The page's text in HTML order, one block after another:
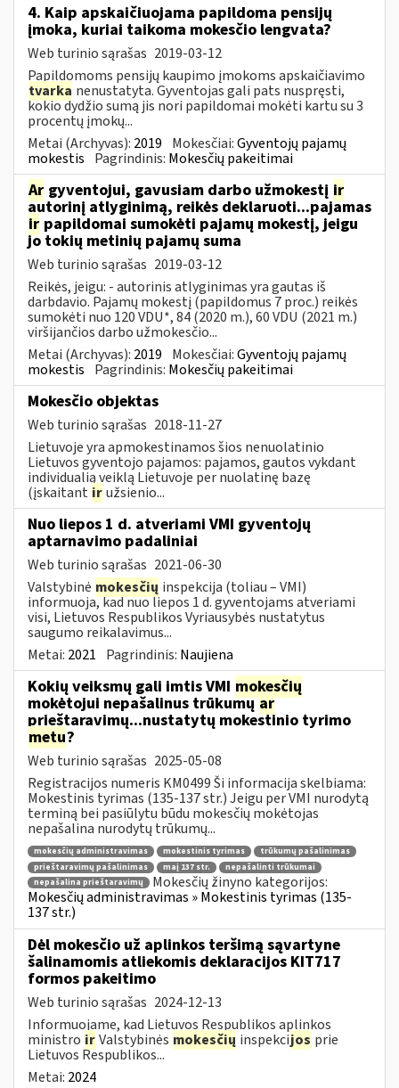
4. Kaip apskaičiuojama papildoma pensijų
įmoka, kuriai taikoma mokesčio lengvata?
Web turinio sąrašas 2019-03-12
Papildomoms pensijų kaupimo įmokoms apskaičiavimo
tvarka nenustatyta. Gyventojas gali pats nuspręsti,
kokio dydžio sumą jis nori papildomai mokėti kartu su 3
procentų įmokų...
Metai (Archyvas): 2019 Mokesčiai:Gyventojų pajamų
mokestis Pagrindinis: Mokesčių pakeitimai
Ar gyventojui, gavusiam darbo užmokestį ir
autorinį atlyginimą, reikės deklaruoti...pajamas
ir papildomai sumokėti pajamų mokestį, jeigu
jo tokių metinių pajamų suma
Web turinio sąrašas 2019-03-12
Reikės, jeigu: - autorinis atlyginimas yra gautas iš
darbdavio. Pajamų mokestį (papildomus 7 proc.) reikės
sumokėti nuo 120 VDU*, 84 (2020 m.), 60 VDU (2021 m.)
viršijančios darbo užmokesčio...
Metai (Archyvas): 2019 Mokesčiai:Gyventojų pajamų
mokestis Pagrindinis: Mokesčių pakeitimai
Mokesčio objektas
Web turinio sąrašas 2018-11-27
Lietuvoje yra apmokestinamos šios nenuolatinio
Lietuvos gyventojo pajamos: pajamos, gautos vykdant
individualią veiklą Lietuvoje per nuolatinę bazę
(įskaitant iružsienio...
Nuo liepos 1 d. atveriami VMI gyventojų
aptarnavimo padaliniai
Web turinio sąrašas 2021-06-30
Valstybinė mokesčių inspekcija (toliau – VMI)
informuoja, kad nuo liepos 1 d. gyventojams atveriami
visi, Lietuvos Respublikos Vyriausybės nustatytus
saugumo reikalavimus...
Metai: 2021 Pagrindinis: Naujiena
Kokių veiksmų gali imtis VMI mokesčių
mokėtojui nepašalinus trūkumųar
prieštaravimų...nustatytų mokestinio tyrimo
metu?
Web turinio sąrašas 2025-05-08
Registracijos numeris KM0499 Ši informacija skelbiama:
Mokestinis tyrimas (135-137 str.) Jeigu per VMI nurodytą
terminą bei pasiūlytu būdu mokesčių mokėtojas
nepašalina nurodytų trūkumų...
mokesčių administravimas mokestinis tyrimas
trūkumų pašalinimas
prieštaravimų pašalinimas
maį 137 str.
nepašalinti trūkumai
nepašalina prieštaravimų
Mokesčių žinyno kategorijos:
Mokesčių administravimas » Mokestinis tyrimas (135-
137 str.)
Dėl mokesčio už aplinkos teršimą sąvartyne
šalinamomis atliekomis deklaracijos KIT717
formos pakeitimo
Web turinio sąrašas 2024-12-13
Informuojame, kad Lietuvos Respublikos aplinkos
ministro irValstybinės mokesčių inspekcijos prie
Lietuvos Respublikos...
Metai: 2024